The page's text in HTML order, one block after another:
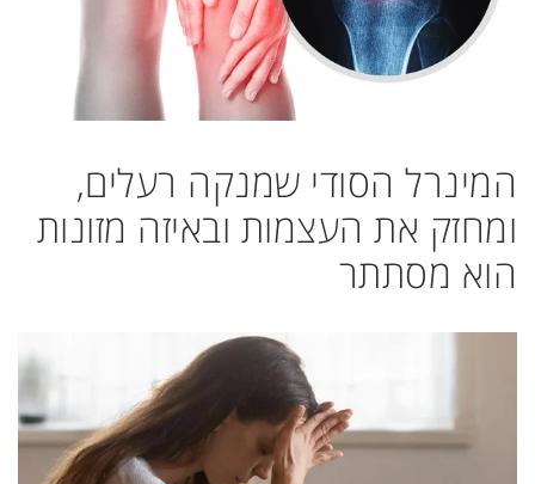
המינרל הסודי שמנקה רעלים,
ומחזק את העצמות ובאיזה מזונות
הוא מסתתר